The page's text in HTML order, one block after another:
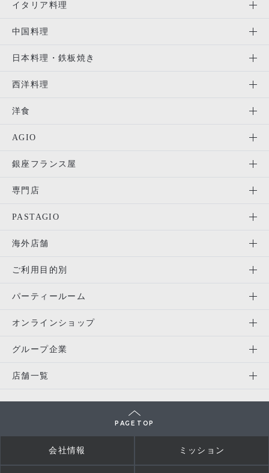
イタリア料理
中国料理
日本料理・鉄板焼き
西洋料理
洋食
AGIO
銀座フランス屋
専門店
PASTAGIO
海外店舗
ご利用目的別
パーティールーム
オンラインショップ
グループ企業
店舗一覧
PAGE TOP
会社情報 ミッション